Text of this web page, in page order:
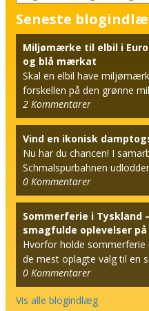
Seneste
Miljømærke til elbil i
og blå mærkat
Skal en elbil have
forskellen på den grønne
2 Kommentarer
Vind en ikonisk
Nu har du chancen! I
Schmalspurbahnen
berømt...
0 Kommentarer
Sommerferie i Tyskland
smagfulde oplevelser
Hvorfor holde sommerferie
de mest oplagte valg til en
0 Kommentarer
Vis alle blogindlæg